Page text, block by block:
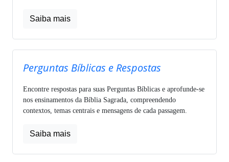
Saiba mais
Perguntas Bíblicas e Respostas
Encontre respostas para suas Perguntas Bíblicas e aprofunde-se
nos ensinamentos da Bíblia Sagrada, compreendendo
contextos, temas centrais e mensagens de cada passagem.
Saiba mais